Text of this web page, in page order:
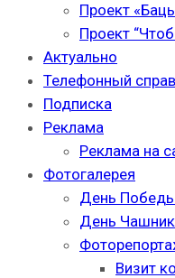
Проект
Проект
Актуально
Телефонный
Подписка
Реклама
Реклама на
Фотогалерея
День
День
Визит